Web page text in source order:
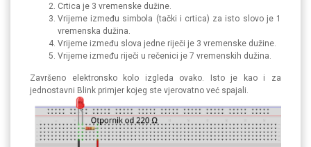
Crtica je 3 vremenske dužine.
Vrijeme između simbola (tački i crtica) za isto slovo je 1
vremenska dužina.
Vrijeme između slova jedne riječi je 3 vremenske dužine.
Vrijeme između riječi u rečenici je 7 vremenskih dužina.
Završeno elektronsko kolo izgleda ovako. Isto je kao i za
jednostavni Blink primjer kojeg ste vjerovatno već spajali.